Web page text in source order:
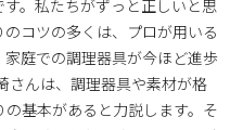
。私たちがずっと正しいと思
コツの多くは、プロが用いる
庭での調理器具が今ほど進歩
さんは、調理器具や素材が格
基本があると力説します。そ